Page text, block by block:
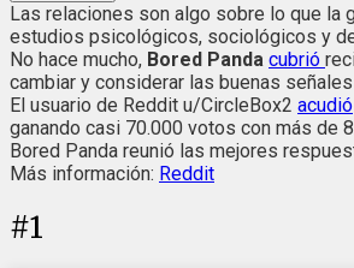
Las relaciones son algo sobre lo que la
estudios psicológicos, sociológicos y
No hace mucho, Bored Panda cubrió
cambiar y considerar las buenas
El usuario de Reddit u/CircleBox2 acudió
ganando casi 70.000 votos con más de
Bored Panda reunió las mejores
Más información: Reddit
#1